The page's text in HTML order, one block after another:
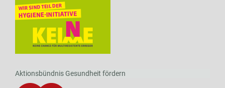
Aktionsbündnis Gesundheit fördern